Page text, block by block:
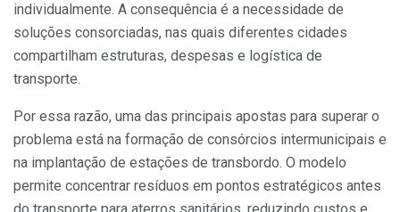
individualmente. A consequência é a necessidade de
soluções consorciadas, nas quais diferentes cidades
compartilham estruturas, despesas e logística de
transporte.
Por essa razão, uma das principais apostas para superar o
problema está na formação de consórcios intermunicipais e
na implantação de estações de transbordo. O modelo
permite concentrar resíduos em pontos estratégicos antes